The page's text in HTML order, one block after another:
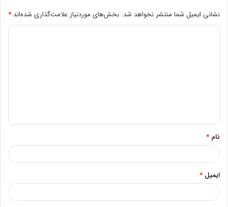
نشانی ایمیل شما منتشر نخواهد شد. بخش‌های موردنیاز علامت‌گذاری شده‌اند *
*
نام *
ایمیل *